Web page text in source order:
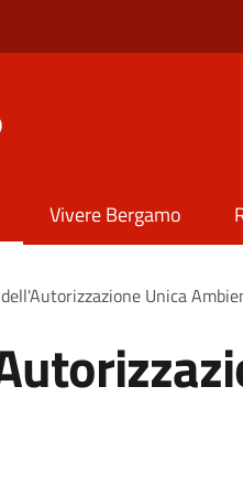
Vivere Bergamo
Unica